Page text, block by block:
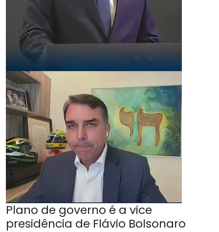
Plano de governo é a vice
presidência de Flávio Bolsonaro